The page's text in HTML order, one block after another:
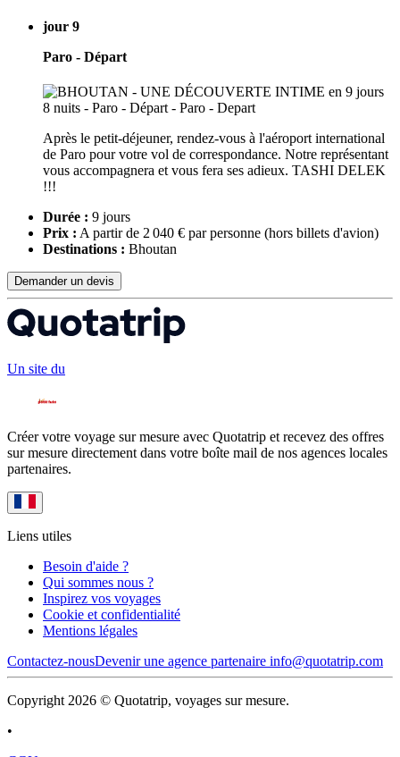
jour 9
Paro - Départ
Après le petit-déjeuner, rendez-vous à l'aéroport international
de Paro pour votre vol de correspondance. Notre représentant
vous accompagnera et vous fera ses adieux. TASHI DELEK
!!!
Durée : 9 jours
Prix : A partir de 2 040 € par personne (hors billets d'avion)
Destinations : Bhoutan
Demander un devis
Un site du
Créer votre voyage sur mesure avec Quotatrip et recevez des offres
sur mesure directement dans votre boîte mail de nos agences locales
partenaires.
Liens utiles
Besoin d'aide ?
Qui sommes nous ?
Inspirez vos voyages
Cookie et confidentialité
Mentions légales
Contactez-nousDevenir une agence partenaire info@quotatrip.com
Copyright 2026 © Quotatrip, voyages sur mesure.
•